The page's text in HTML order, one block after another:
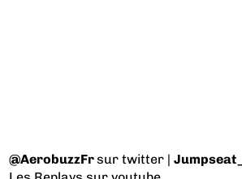
@AerobuzzFrsur twitter |